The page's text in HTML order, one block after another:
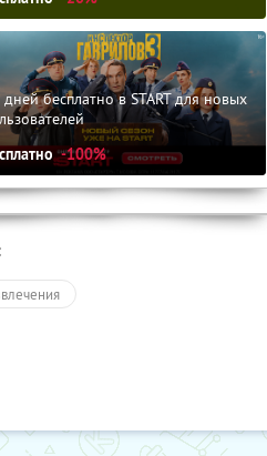
дней бесплатно в START для новых
-100%